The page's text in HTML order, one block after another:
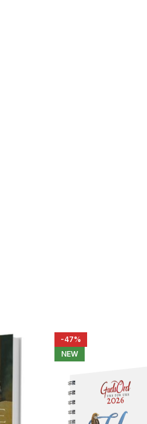
-47%
NEW